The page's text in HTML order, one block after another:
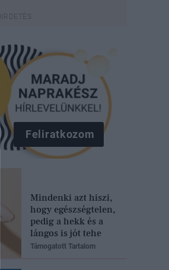
Feliratkozom
Mindenki azt hiszi,
hogy egészségtelen,
pedig a hekk és a
lángos is jót tehe
Támogatott Tartalom